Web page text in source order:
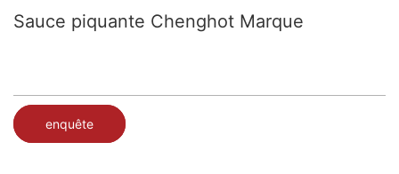
Sauce piquante Chenghot Marque
enquête